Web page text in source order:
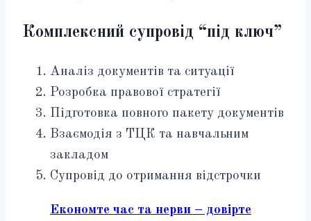
Комплексний супровід “під ключ”
Аналіз документів та ситуації
Розробка правової стратегії
Підготовка повного пакету документів
Взаємодія з ТЦК та навчальним
закладом
Супровід до отримання відстрочки
Економте час та нерви – довірте